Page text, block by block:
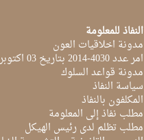
النفاذ للمعلومة
مدونة اخلاقيات العون
امر عدد 4030-2014 بتاريخ 03 اكتوبر 2014
مدونة قواعد السلوك
سياسة النفاذ
المكلفون بالنفاذ
مطلب نفاذ إلى المعلومة
مطلب تظلم لدى رئيس الهيكل